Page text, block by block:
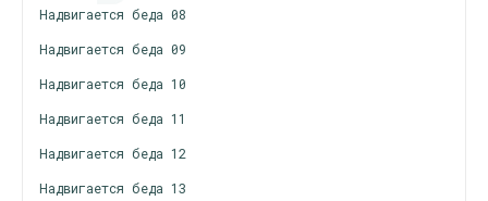
Надвигается беда 08
Надвигается беда 09
Надвигается беда 10
Надвигается беда 11
Надвигается беда 12
Надвигается беда 13